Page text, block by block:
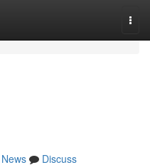
News
Discuss